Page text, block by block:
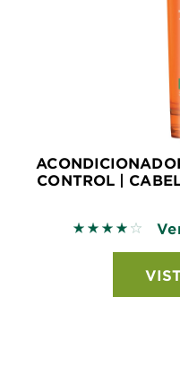
CONTROL |
4 out of 5